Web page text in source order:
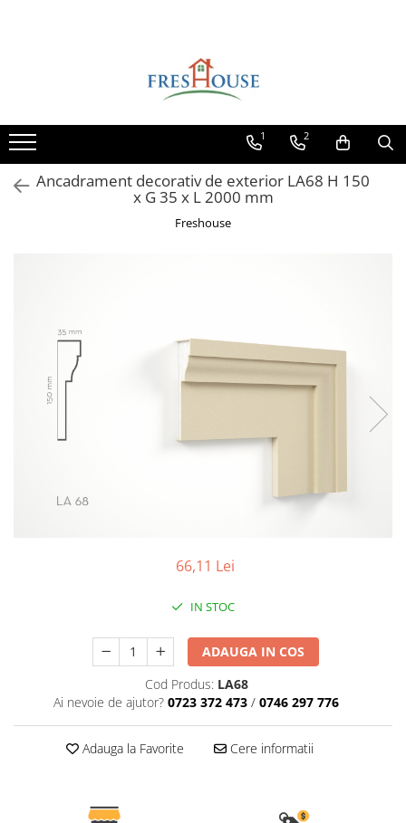
Profile decorative de exterior
Ancadramente Fereastra
Solbancuri Fereastra
Brâuri de exterior
Coloane de exterior
Panouri decorative de exterior tip
Cornișe de interior
Plinte de interior
Brâuri HARDEC
Pilaștri de interior
Coloane de interior
Capiteluri coloane
1 2
Ancadrament decorativ de exterior LA68 H 150
x G 35 x L 2000 mm
Freshouse
66,11 Lei
IN STOC
ADAUGA IN COS
Cod Produs: LA68
Ai nevoie de ajutor? 0723 372 473 / 0746 297 776
Adauga la Favorite Cere informatii